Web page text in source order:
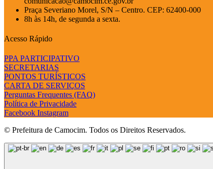
Praça Severiano Morel, S/N – Centro. CEP: 62400-000
8h às 14h, de segunda a sexta.
Acesso Rápido
PPA PARTICIPATIVO
SECRETARIAS
PONTOS TURÍSTICOS
CARTA DE SERVIÇOS
Perguntas Frequentes (FAQ)
Política de Privacidade
Facebook Instagram
© Prefeitura de Camocim. Todos os Direitos Reservados.